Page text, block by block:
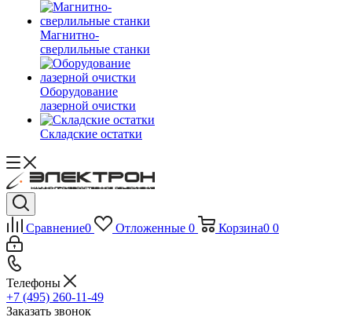
Магнитно-
сверлильные станки
Оборудование
лазерной очистки
Складские остатки
Сравнение0 Отложенные 0 Корзина0 0
Телефоны
+7 (495) 260-11-49
Заказать звонок